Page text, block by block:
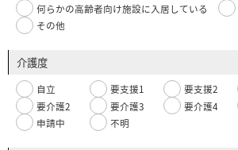
何らかの高齢者向け施設に入居している
その他
介護度
自立 要支援1 要支援2
要介護2
要介護3 要介護4
申請中
不明